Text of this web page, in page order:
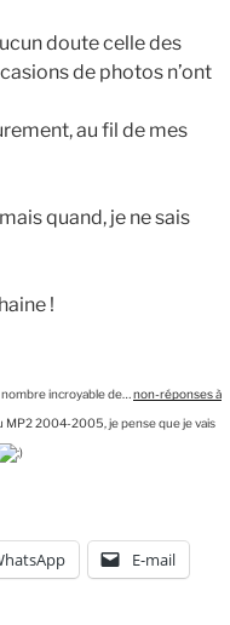
doute celle des
de photos n’ont
au fil de mes
quand, je ne sais
!
incroyable de… non-réponses à
MP2 2004-2005, je pense que je vais
E-mail